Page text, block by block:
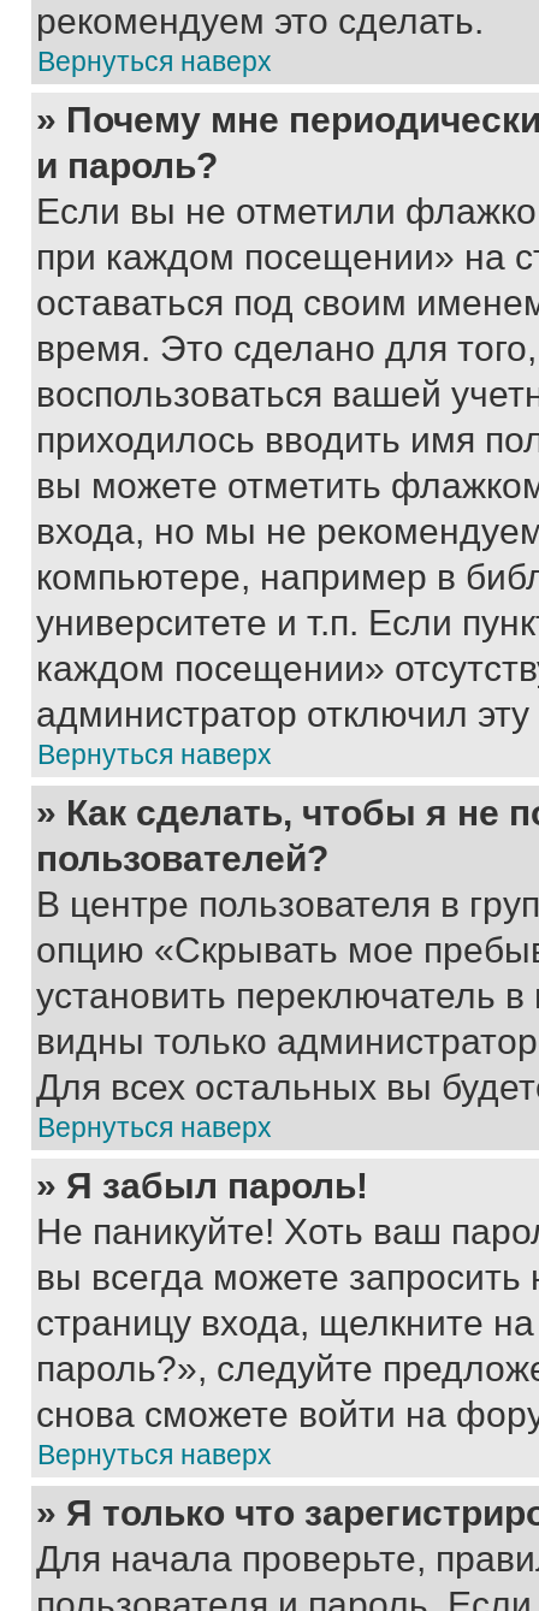
рекомендуем это сделать.
Вернуться наверх
» Почему мне
и пароль?
Если вы не отметили
при каждом посещении» на
оставаться под своим
время. Это сделано для
воспользоваться вашей
приходилось вводить имя
вы можете отметить
входа, но мы не
компьютере, например в
университете и т.п. Если
каждом посещении»
администратор отключил
Вернуться наверх
» Как сделать, чтобы я не
пользователей?
В центре пользователя в
опцию «Скрывать мое
установить переключатель
видны только
Для всех остальных вы
Вернуться наверх
» Я забыл пароль!
Не паникуйте! Хоть ваш
вы всегда можете
страницу входа, щелкните
пароль?», следуйте
снова сможете войти на
Вернуться наверх
» Я только что
Для начала проверьте,